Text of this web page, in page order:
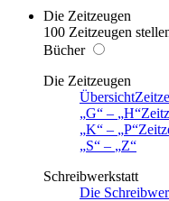
Die Zeitzeugen
100 Zeitzeugen
Bücher
Die Zeitzeugen
Übersicht
G
– H
K
– P
S
–
Z
Schreibwerkstatt
Die